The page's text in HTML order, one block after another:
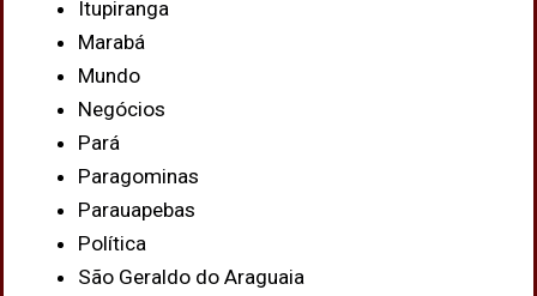
Itupiranga
Marabá
Mundo
Negócios
Pará
Paragominas
Parauapebas
Política
São Geraldo do Araguaia